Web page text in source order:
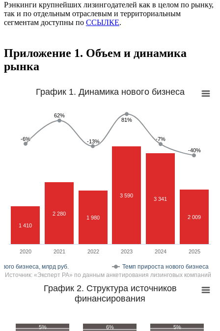
Рэнкинги крупнейших лизингодателей как в целом по рынку,
так и по отдельным отраслевым и территориальным
сегментам доступны по ССЫЛКЕ.
Приложение 1. Объем и динамика
рынка
График 1. Динамика нового бизнеса
1 410
2 280
1 980
3 590
3 341
2 009
-6%
-6%
62%
62%
-13%
-13%
81%
81%
-7%
-7%
-40%
-40%
бизнеса, млрд руб. Темп прироста нового бизнеса
2020 2021 2022 2023 2024 2025
Источник: «Эксперт РА» по данным анкетирования лизинговых компаний
График 2. Структура источников
финансирования
5% 6%
5%